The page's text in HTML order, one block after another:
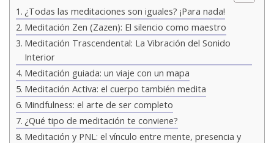
¿Todas las meditaciones son iguales? ¡Para nada!
Meditación Zen (Zazen): El silencio como maestro
Meditación Trascendental: La Vibración del Sonido
Interior
Meditación guiada: un viaje con un mapa
Meditación Activa: el cuerpo también medita
Mindfulness: el arte de ser completo
¿Qué tipo de meditación te conviene?
Meditación y PNL: el vínculo entre mente, presencia y